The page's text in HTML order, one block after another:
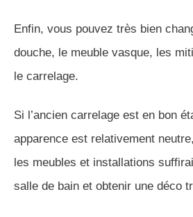
Enfin, vous pouvez très bien
douche, le meuble vasque, les
le carrelage.
Si l’ancien carrelage est en bon
apparence est relativement
les meubles et installations
salle de bain et obtenir une déco